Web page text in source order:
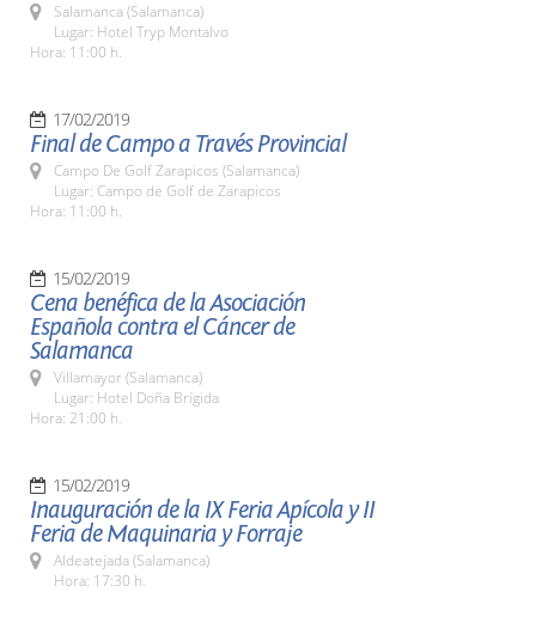
Salamanca (Salamanca)
Lugar: Hotel Tryp Montalvo
Hora: 11:00 h.
17/02/2019
Final de Campo a Través Provincial
Campo De Golf Zarapicos (Salamanca)
Lugar: Campo de Golf de Zarapicos
Hora: 11:00 h.
15/02/2019
Cena benéfica de la Asociación
Española contra el Cáncer de
Salamanca
Villamayor (Salamanca)
Lugar: Hotel Doña Brígida
Hora: 21:00 h.
15/02/2019
Inauguración de la IX Feria Apícola y II
Feria de Maquinaria y Forraje
Aldeatejada (Salamanca)
Hora: 17:30 h.